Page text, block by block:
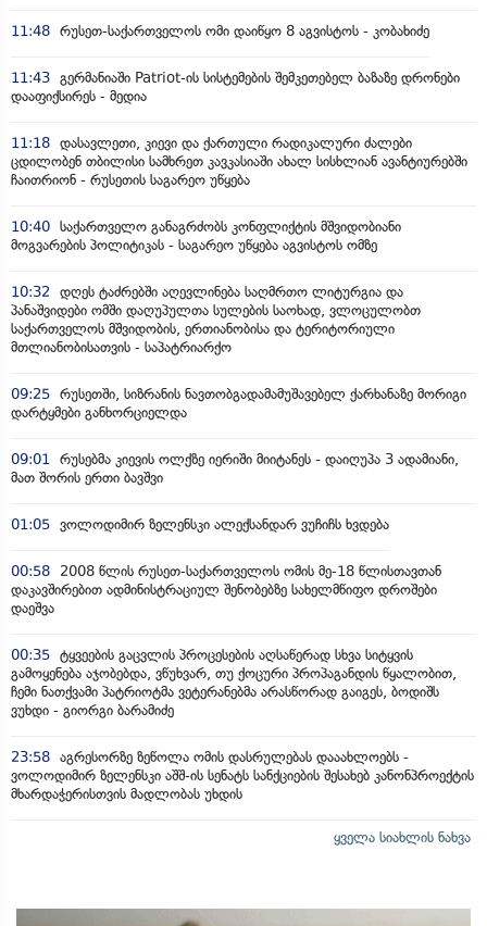
11:48 რუსეთ-საქართველოს ომი დაიწყო 8 აგვისტოს - კობახიძე
11:43 გერმანიაში Patriot-ის სისტემების შემკეთებელ ბაზაზე დრონები
დააფიქსირეს - მედია
11:18 დასავლეთი, კიევი და ქართული რადიკალური ძალები
ცდილობენ თბილისი სამხრეთ კავკასიაში ახალ სისხლიან ავანტიურებში
ჩაითრიონ - რუსეთის საგარეო უწყება
10:40 საქართველო განაგრძობს კონფლიქტის მშვიდობიანი
მოგვარების პოლიტიკას - საგარეო უწყება აგვისტოს ომზე
10:32 დღეს ტაძრებში აღევლინება საღმრთო ლიტურგია და
პანაშვიდები ომში დაღუპულთა სულების საოხად, ვლოცულობთ
საქართველოს მშვიდობის, ერთიანობისა და ტერიტორიული
მთლიანობისათვის - საპატრიარქო
09:25 რუსეთში, სიზრანის ნავთობგადამამუშავებელ ქარხანაზე მორიგი
დარტყმები განხორციელდა
09:01 რუსებმა კიევის ოლქზე იერიში მიიტანეს - დაიღუპა 3 ადამიანი,
მათ შორის ერთი ბავშვი
01:05 ვოლოდიმირ ზელენსკი ალექსანდარ ვუჩიჩს ხვდება
00:58
2008 წლის რუსეთ-საქართველოს ომის მე-18 წლისთავთან
დაკავშირებით ადმინისტრაციულ შენობებზე სახელმწიფო დროშები
დაეშვა
00:35 ტყვეების გაცვლის პროცესების აღსაწერად სხვა სიტყვის
გამოყენება აჯობებდა, ვწუხვარ, თუ ქოცური პროპაგანდის წყალობით,
ჩემი ნათქვამი პატრიოტმა ვეტერანებმა არასწორად გაიგეს, ბოდიშს
ვუხდი - გიორგი ბარამიძე
23:58 აგრესორზე ზეწოლა ომის დასრულებას დააახლოებს -
ვოლოდიმირ ზელენსკი აშშ-ის სენატს სანქციების შესახებ კანონპროექტის
მხარდაჭერისთვის მადლობას უხდის
ყველა სიახლის ნახვა